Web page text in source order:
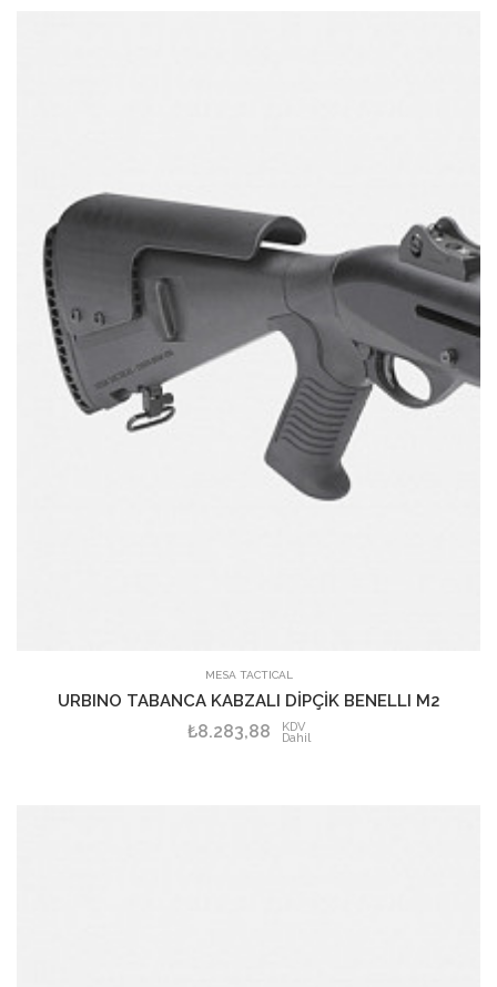
SEPETE EKLE
MESA TACTICAL
URBINO TABANCA KABZALI DİPÇİK BENELLI M2
₺8.283,88 KDV
Dahil